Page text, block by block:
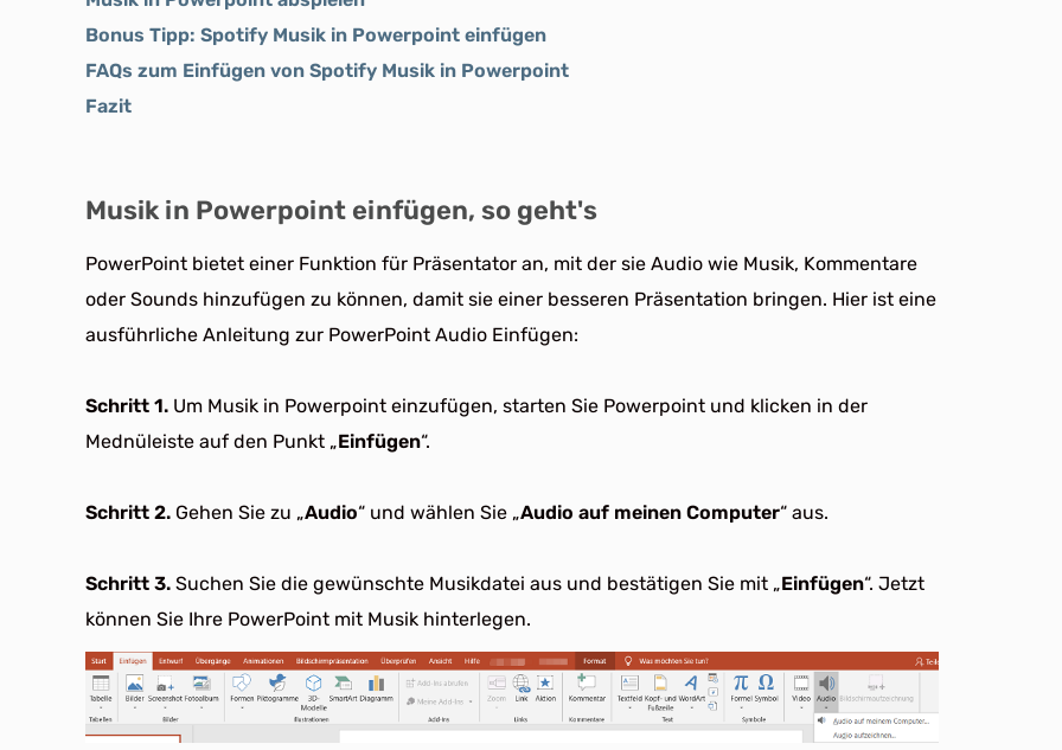
Bonus Tipp: Spotify Musik in Powerpoint einfügen
FAQs zum Einfügen von Spotify Musik in Powerpoint
Fazit
Musik in Powerpoint einfügen, so geht's
PowerPoint bietet einer Funktion für Präsentator an, mit der sie Audio wie Musik, Kommentare
oder Sounds hinzufügen zu können, damit sie einer besseren Präsentation bringen. Hier ist eine
ausführliche Anleitung zur PowerPoint Audio Einfügen:
Schritt 1. Um Musik in Powerpoint einzufügen, starten Sie Powerpoint und klicken in der
Mednüleiste auf den Punkt „Einfügen“.
Schritt 2. Gehen Sie zu „Audio“ und wählen Sie „Audio auf meinen Computer“ aus.
Schritt 3. Suchen Sie die gewünschte Musikdatei aus und bestätigen Sie mit „Einfügen“. Jetzt
können Sie Ihre PowerPoint mit Musik hinterlegen.